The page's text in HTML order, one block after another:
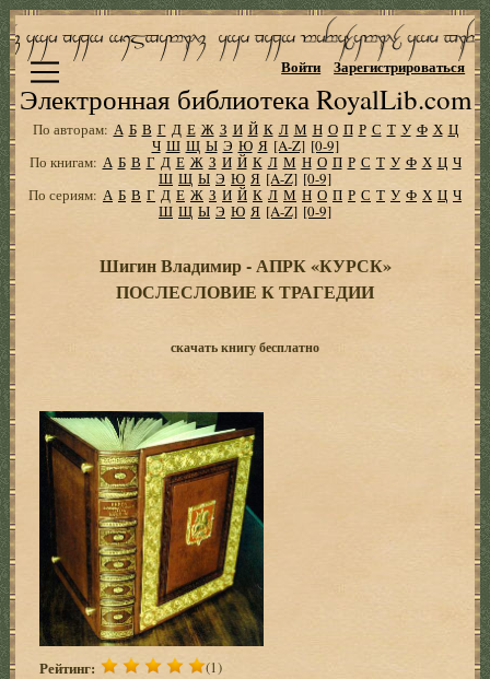
Электронная библиотека RoyalLib.com
Войти Зарегистрироваться
По авторам: А Б В Г Д Е Ж З И Й К Л М Н О П Р С Т У Ф Х Ц
Ч Ш Щ Ы Э Ю Я [A-Z] [0-9]
По книгам: А Б В Г Д Е Ж З И Й К Л М Н О П Р С Т У Ф Х Ц Ч
Ш Щ Ы Э Ю Я [A-Z] [0-9]
По сериям: А Б В Г Д Е Ж З И Й К Л М Н О П Р С Т У Ф Х Ц Ч
Ш Щ Ы Э Ю Я [A-Z] [0-9]
Шигин Владимир - АПРК «КУРСК»
ПОСЛЕСЛОВИЕ К ТРАГЕДИИ
скачать книгу бесплатно
Рейтинг: (1)